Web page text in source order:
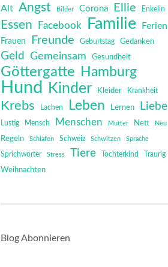
Alt Angst Bilder Corona Ellie Enkelin
Essen Facebook Familie Ferien
Frauen Freunde Geburtstag Gedanken
Geld Gemeinsam Gesundheit
Göttergatte Hamburg
Hund Kinder Kleider Krankheit
Krebs Lachen Leben Lernen Liebe
Lustig Mensch Menschen Mutter Nett Neu
Regeln Schlafen Schweiz Schwitzen Sprache
Sprichwörter Stress Tiere Tochterkind Traurig
Weihnachten
Blog Abonnieren